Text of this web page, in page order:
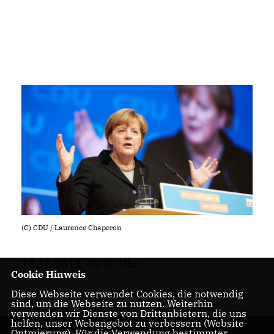
(C) CDU / Laurence Chaperon
CDU DEUTSCHLANDS, BUNDESPOLITIK,2015
Cookie Hinweis
Diese Webseite verwendet Cookies, die notwendig
sind, um die Webseite zu nutzen. Weiterhin
verwenden wir Dienste von Drittanbietern, die uns
helfen, unser Webangebot zu verbessern (Website-